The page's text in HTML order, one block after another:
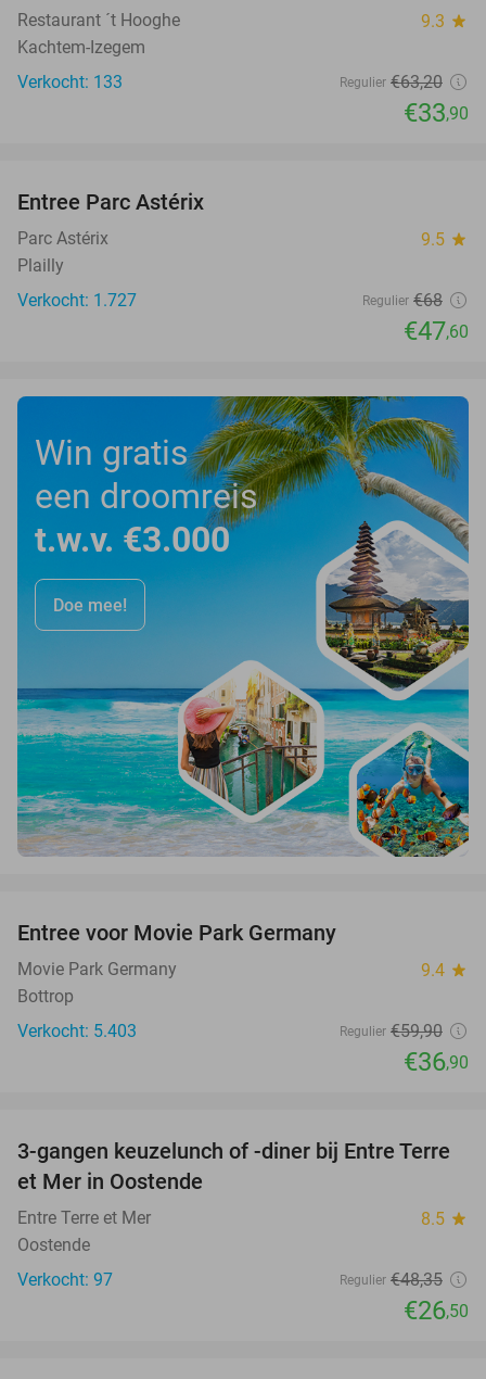
Restaurant ´t Hooghe 9.3 star
Kachtem-Izegem
Verkocht: 133
Regulier €63,20
€33,90
Entree Parc Astérix
Parc Astérix 9.5 star
Plailly
Verkocht: 1.727
Regulier €68
€47,60
Win gratis
een droomreis
t.w.v. €3.000
Doe mee!
Entree voor Movie Park Germany
Movie Park Germany 9.4 star
Bottrop
Verkocht: 5.403
Regulier €59,90
€36,90
45%
3-gangen keuzelunch of -diner bij Entre Terre
et Mer in Oostende
Entre Terre et Mer 8.5 star
Oostende
Verkocht: 97
Regulier €48,35
€26,50